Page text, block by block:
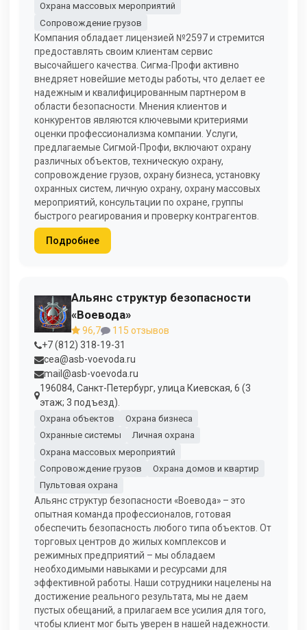
Охрана массовых мероприятий
Сопровождение грузов
Компания обладает лицензией №2597 и стремится
предоставлять своим клиентам сервис
высочайшего качества. Сигма-Профи активно
внедряет новейшие методы работы, что делает ее
надежным и квалифицированным партнером в
области безопасности. Мнения клиентов и
конкурентов являются ключевыми критериями
оценки профессионализма компании. Услуги,
предлагаемые Сигмой-Профи, включают охрану
различных объектов, техническую охрану,
сопровождение грузов, охрану бизнеса, установку
охранных систем, личную охрану, охрану массовых
мероприятий, консультации по охране, группы
быстрого реагирования и проверку контрагентов.
Подробнее
Альянс структур безопасности
«Воевода»
96,7
115 отзывов
+7 (812) 318-19-31
cea@asb-voevoda.ru
mail@asb-voevoda.ru
196084, Санкт-Петербург, улица Киевская, 6 (3
этаж; 3 подъезд).
Охрана объектов
Охрана бизнеса
Охранные системы
Личная охрана
Охрана массовых мероприятий
Сопровождение грузов
Охрана домов и квартир
Пультовая охрана
Альянс структур безопасности «Воевода» – это
опытная команда профессионалов, готовая
обеспечить безопасность любого типа объектов. От
торговых центров до жилых комплексов и
режимных предприятий – мы обладаем
необходимыми навыками и ресурсами для
эффективной работы. Наши сотрудники нацелены на
достижение реального результата, мы не даем
пустых обещаний, а прилагаем все усилия для того,
чтобы клиент мог быть уверен в нашей надежности.